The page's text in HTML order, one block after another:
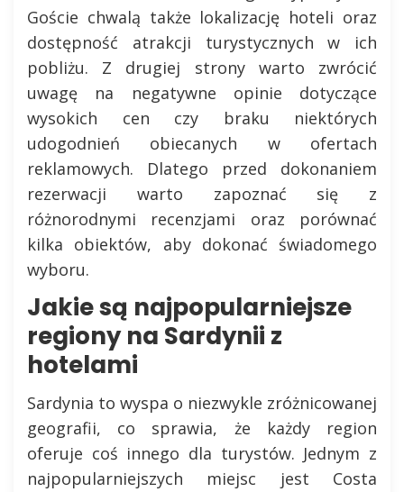
Goście chwalą także lokalizację hoteli oraz
dostępność atrakcji turystycznych w ich
pobliżu. Z drugiej strony warto zwrócić
uwagę na negatywne opinie dotyczące
wysokich cen czy braku niektórych
udogodnień obiecanych w ofertach
reklamowych. Dlatego przed dokonaniem
rezerwacji warto zapoznać się z
różnorodnymi recenzjami oraz porównać
kilka obiektów, aby dokonać świadomego
wyboru.
Jakie są najpopularniejsze
regiony na Sardynii z
hotelami
Sardynia to wyspa o niezwykle zróżnicowanej
geografii, co sprawia, że każdy region
oferuje coś innego dla turystów. Jednym z
najpopularniejszych miejsc jest Costa